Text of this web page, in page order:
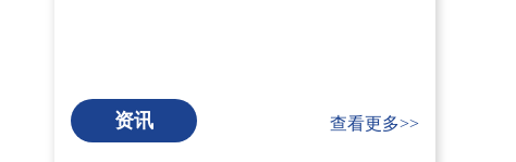
资讯 查看更多>>